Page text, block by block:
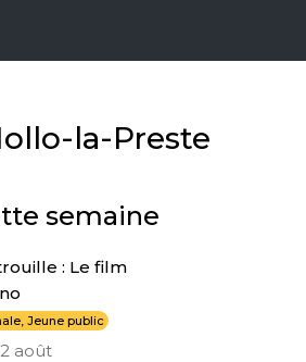
la-Preste
semaine
: Le film
Jeune public
août